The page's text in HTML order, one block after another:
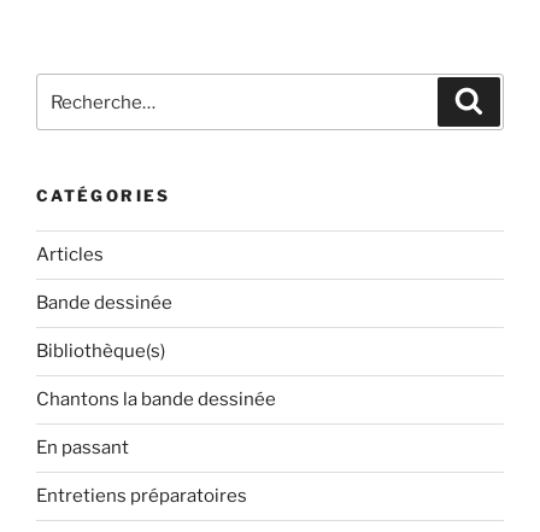
pour
CATÉGORIES
Articles
Bande dessinée
Bibliothèque(s)
Chantons la bande dessinée
En passant
Entretiens préparatoires